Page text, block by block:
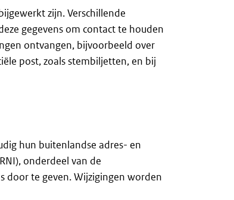
zijn. Verschillende
gegevens om contact te houden
ontvangen, bijvoorbeeld over
post, zoals stembiljetten, en bij
hun buitenlandse adres- en
onderdeel van de
door te geven. Wijzigingen worden